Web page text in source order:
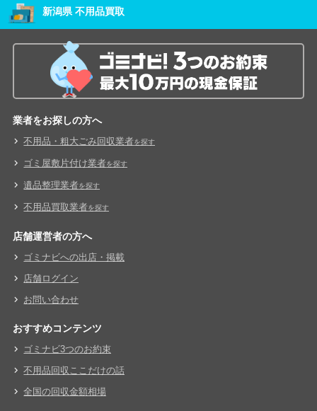
新潟県 不用品買取
業者をお探しの方へ
不用品・粗大ごみ回収業者を探す
ゴミ屋敷片付け業者を探す
遺品整理業者を探す
不用品買取業者を探す
店舗運営者の方へ
ゴミナビへの出店・掲載
店舗ログイン
お問い合わせ
おすすめコンテンツ
ゴミナビ3つのお約束
不用品回収ここだけの話
全国の回収金額相場